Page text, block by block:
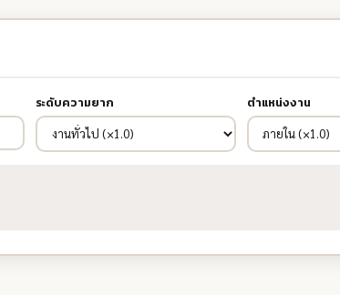
ระดับความยาก ตำแหน่งงาน